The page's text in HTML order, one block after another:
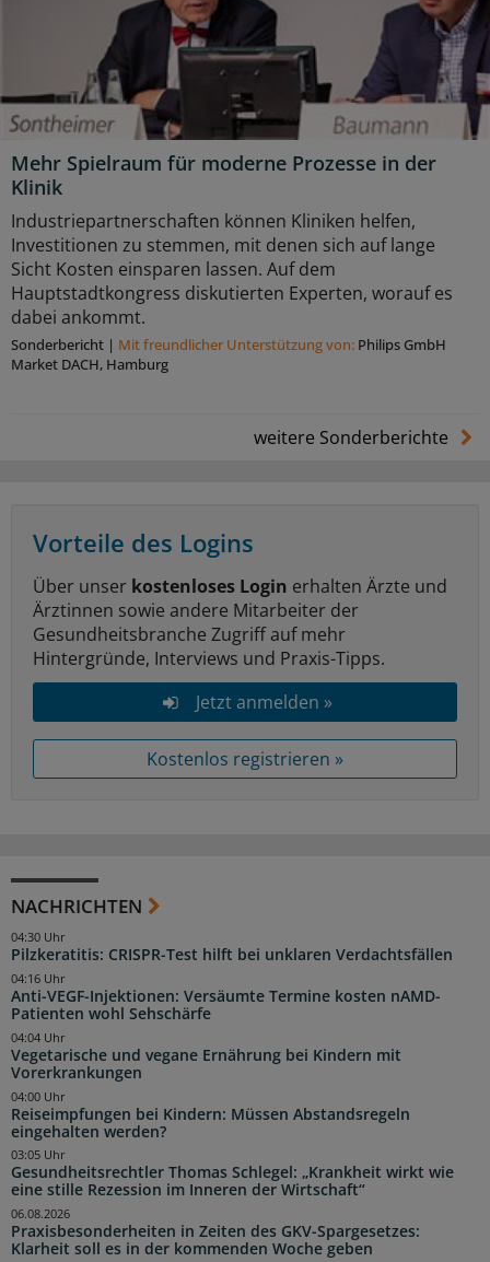
Mehr Spielraum für moderne Prozesse in der
Klinik
Industriepartnerschaften können Kliniken helfen,
Investitionen zu stemmen, mit denen sich auf lange
Sicht Kosten einsparen lassen. Auf dem
Hauptstadtkongress diskutierten Experten, worauf es
dabei ankommt.
Sonderbericht | Mit freundlicher Unterstützung von: Philips GmbH
Market DACH, Hamburg
weitere Sonderberichte
Vorteile des Logins
Über unser kostenloses Login erhalten Ärzte und
Ärztinnen sowie andere Mitarbeiter der
Gesundheitsbranche Zugriff auf mehr
Hintergründe, Interviews und Praxis-Tipps.
Jetzt anmelden »
Kostenlos registrieren »
NACHRICHTEN
Pilzkeratitis: CRISPR-Test hilft bei unklaren Verdachtsfällen
04:30 Uhr
Anti-VEGF-Injektionen: Versäumte Termine kosten nAMD-
Patienten wohl Sehschärfe
04:16 Uhr
Vegetarische und vegane Ernährung bei Kindern mit
Vorerkrankungen
04:04 Uhr
Reiseimpfungen bei Kindern: Müssen Abstandsregeln
eingehalten werden?
04:00 Uhr
Gesundheitsrechtler Thomas Schlegel: „Krankheit wirkt wie
eine stille Rezession im Inneren der Wirtschaft“
03:05 Uhr
Praxisbesonderheiten in Zeiten des GKV-Spargesetzes:
Klarheit soll es in der kommenden Woche geben
06.08.2026